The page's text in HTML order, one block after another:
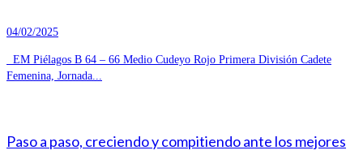
04/02/2025
EM Piélagos B 64 – 66 Medio Cudeyo Rojo Primera División Cadete
Femenina, Jornada...
Paso a paso, creciendo y compitiendo ante los mejores